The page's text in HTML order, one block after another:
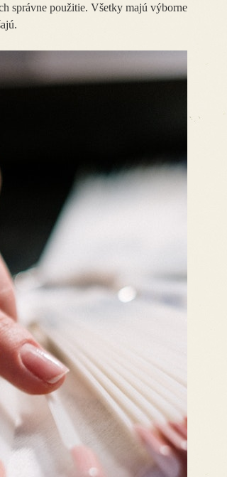
správne použitie. Všetky majú výborne